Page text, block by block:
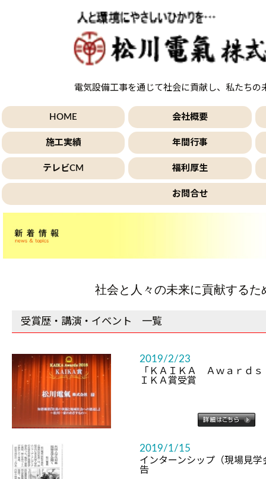
電気設備工事を通じて社会に貢献し、私たちの
HOME 会社概要
施工実績 年間行事
テレビCM 福利厚生
お問合せ
社会と人々の未来に貢献するた
受賞歴・講演・イベント 一覧
2019/2/23
「ＫＡＩＫＡ Ａｗａｒｄ
ＩＫＡ賞受賞
2019/1/15
インターンシップ（現場見学
告